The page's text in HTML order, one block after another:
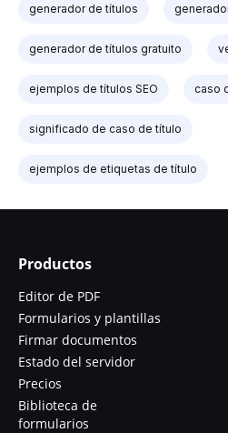
generador de títulos
generador de títulos gratuito
ejemplos de títulos SEO caso
significado de caso de título
ejemplos de etiquetas de título
Productos
Editor de PDF
Formularios y plantillas
Firmar documentos
Estado del servidor
Precios
Biblioteca de
formularios